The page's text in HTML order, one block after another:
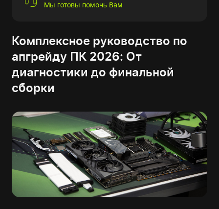
Мы готовы помочь Вам
Комплексное руководство по
апгрейду ПК 2026: От
диагностики до финальной
сборки